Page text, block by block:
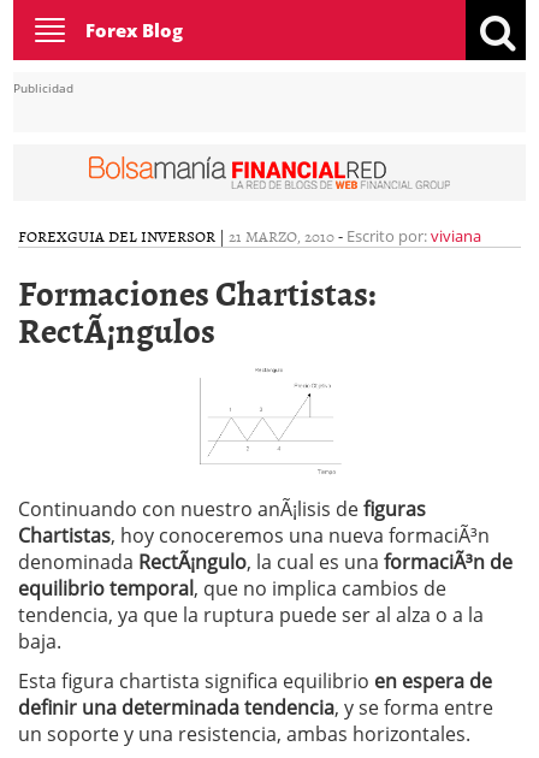
Toggle
navigation
Forex Blog
Publicidad
FOREXGUIA DEL INVERSOR | 21 MARZO, 2010- Escrito por:viviana
Formaciones Chartistas:
RectÃ¡ngulos
Continuando con nuestro anÃ¡lisis defiguras
Chartistas, hoy conoceremos una nueva formaciÃ³n
denominada RectÃ¡ngulo, la cual es una formaciÃ³n de
equilibrio temporal, que no implica cambios de
tendencia, ya que la ruptura puede ser al alza o a la
baja.
Esta figura chartista significa equilibrio en espera de
definir una determinada tendencia, y se forma entre
un soporte y una resistencia, ambas horizontales.